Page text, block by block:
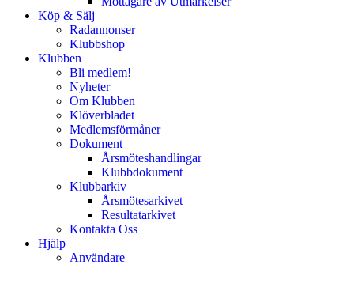
Köp & Sälj
Radannonser
Klubbshop
Klubben
Bli medlem!
Nyheter
Om Klubben
Klöverbladet
Medlemsförmåner
Dokument
Årsmöteshandlingar
Klubbdokument
Klubbarkiv
Årsmötesarkivet
Resultatarkivet
Kontakta Oss
Hjälp
Användare